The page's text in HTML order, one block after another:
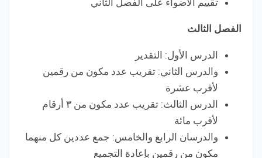
تقييم الأضواء على الفصل الثاني
الفصل الثالث
الدرس الأول: التقدير
والدرس الثاني: تقريب عدد مكون من رقمين
لأقرب عشرة
الدرس الثالث: تقريب عدد مكون من ٣ أرقام
لأقرب مائة
والدرسان الرابع والخامس: جمع عددين كل منهما
مكون من رقمين بإعادة التجميع